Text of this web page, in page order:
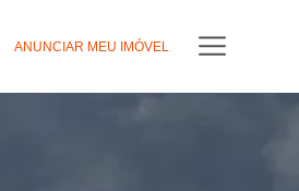
ANUNCIAR MEU IMÓVEL